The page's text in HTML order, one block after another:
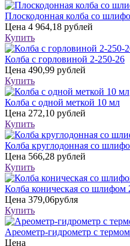
Плоскодонная колба со
Цена 4 964,18 рублей
Купить
Колба с горловиной 2-250-26
Цена 490,99 рублей
Купить
Колба с одной меткой 10 мл
Цена 272,10 рублей
Купить
Колба круглодонная со
Цена 566,28 рублей
Купить
Колба коническая со шлифом
Цена 379,06рубля
Купить
Ареометр-гидрометр с
Цена